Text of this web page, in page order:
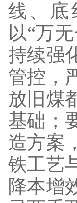
线、底
以“万
持续强
管控，
放旧煤
基础；
造方案
铁工艺
降本增